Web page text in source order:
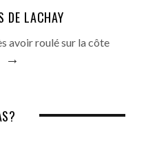
DE LACHAY
avoir roulé sur la côte
→